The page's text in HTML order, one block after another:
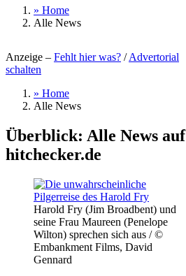
» Home
Alle News
Anzeige – Fehlt hier was? /Advertorial
schalten
» Home
Alle News
Überblick: Alle News auf
hitchecker.de
Harold Fry (Jim Broadbent) und
seine Frau Maureen (Penelope
Wilton) sprechen sich aus / ©
Embankment Films, David
Gennard